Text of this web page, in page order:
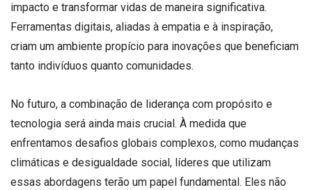
impacto e transformar vidas de maneira significativa.
Ferramentas digitais, aliadas à empatia e à inspiração,
criam um ambiente propício para inovações que beneficiam
tanto indivíduos quanto comunidades.
No futuro, a combinação de liderança com propósito e
tecnologia será ainda mais crucial. À medida que
enfrentamos desafios globais complexos, como mudanças
climáticas e desigualdade social, líderes que utilizam
essas abordagens terão um papel fundamental. Eles não